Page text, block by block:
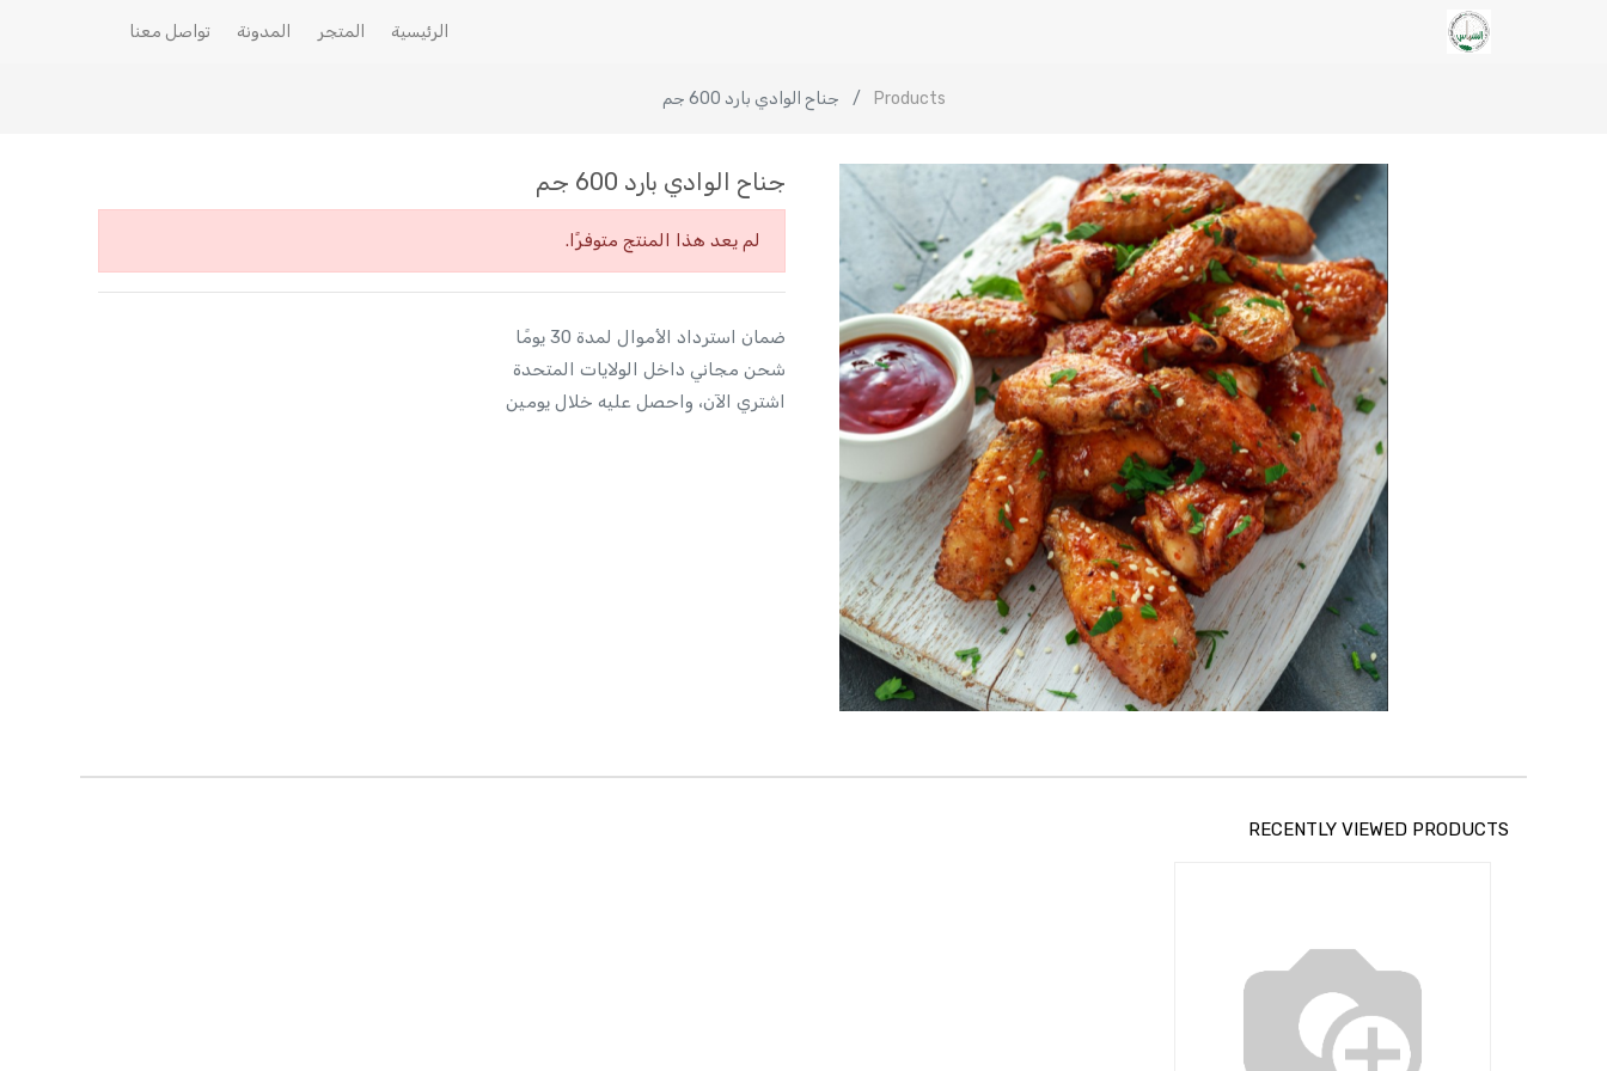
الرئيسية المتجر المدونة تواصل معنا
Products جناح الوادي بارد 600 جم
جناح الوادي بارد 600 جم
لم يعد هذا المنتج متوفرًا.
ضمان استرداد الأموال لمدة 30 يومًا
شحن مجاني داخل الولايات المتحدة
اشتري الآن، واحصل عليه خلال يومين
RECENTLY VIEWED PRODUCTS